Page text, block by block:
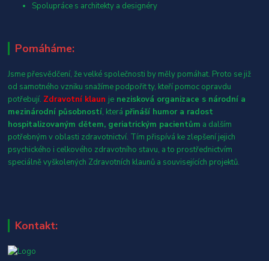
Spolupráce s architekty a designéry
Pomáháme:
Jsme přesvědčení, že velké společnosti by měly pomáhat. Proto se již
od samotného vzniku snažíme podpořit ty, kteří pomoc opravdu
potřebují. Zdravotní klaun je nezisková organizace s národní a
mezinárodní působností, která přináší humor a radost
hospitalizovaným dětem, geriatrickým pacientům a dalším
potřebným v oblasti zdravotnictví. Tím přispívá ke zlepšení jejich
psychického i celkového zdravotního stavu, a to prostřednictvím
speciálně vyškolených Zdravotních klaunů a souvisejících projektů.
Kontakt: